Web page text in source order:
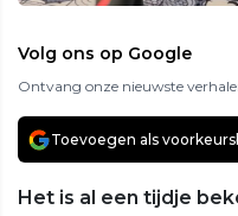
Volg ons op Google
Ontvang onze nieuwste
Toevoegen als
Het is al een tijdje